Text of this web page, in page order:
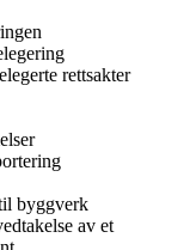
rettsakter
byggverk
av et